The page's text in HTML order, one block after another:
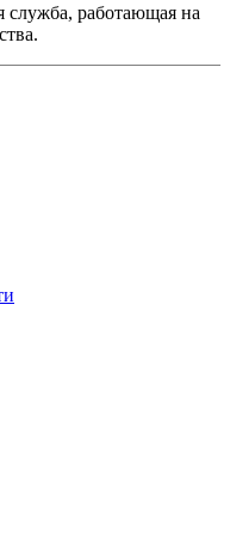
служба, работающая на